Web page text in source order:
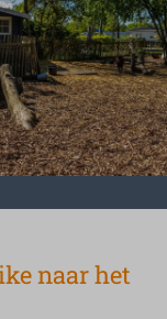
naar het